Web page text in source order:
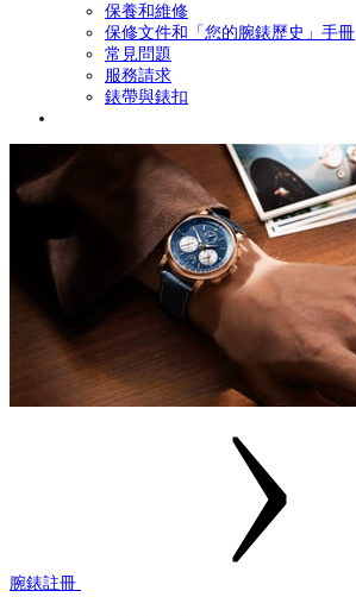
保養和維修
保修文件和「您的腕錶歷史」手冊
常見問題
服務請求
錶帶與錶扣
腕錶註冊